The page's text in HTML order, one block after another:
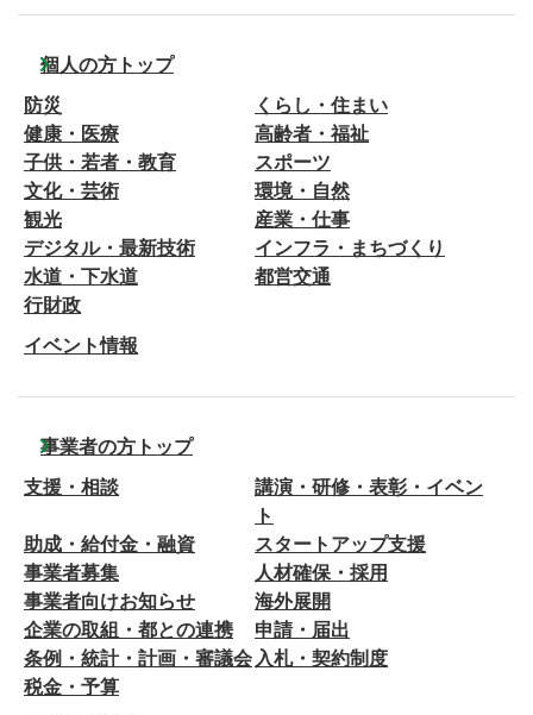
個人の方トップ
防災
くらし・住まい
健康・医療
高齢者・福祉
子供・若者・教育
スポーツ
文化・芸術
環境・自然
観光
産業・仕事
デジタル・最新技術
インフラ・まちづくり
水道・下水道
都営交通
行財政
イベント情報
事業者の方トップ
支援・相談
講演・研修・表彰・イベン
ト
助成・給付金・融資
スタートアップ支援
事業者募集
人材確保・採用
事業者向けお知らせ
海外展開
企業の取組・都との連携
申請・届出
条例・統計・計画・審議会 入札・契約制度
税金・予算